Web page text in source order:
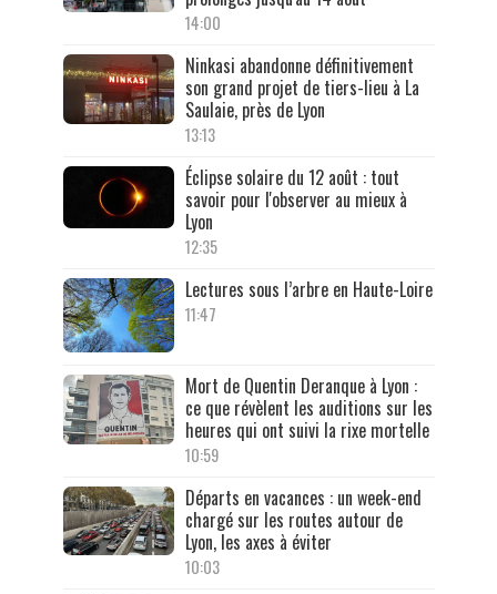
14:00
Ninkasi abandonne définitivement
son grand projet de tiers-lieu à La
Saulaie, près de Lyon
13:13
Éclipse solaire du 12 août : tout
savoir pour l'observer au mieux à
Lyon
12:35
Lectures sous l’arbre en Haute-Loire
11:47
Mort de Quentin Deranque à Lyon :
ce que révèlent les auditions sur les
heures qui ont suivi la rixe mortelle
10:59
Départs en vacances : un week-end
chargé sur les routes autour de
Lyon, les axes à éviter
10:03